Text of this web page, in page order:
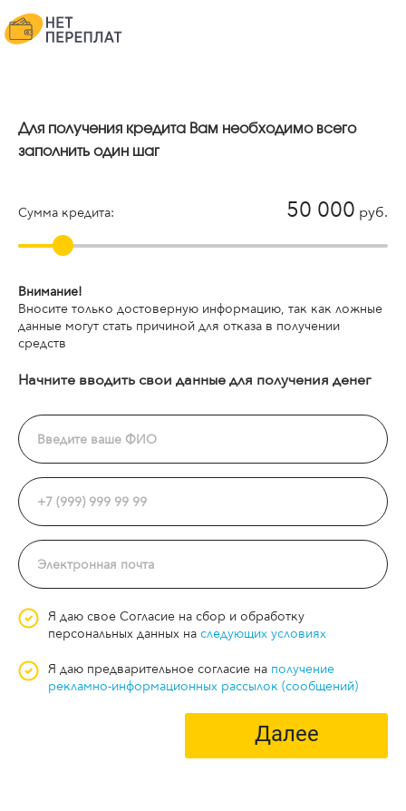
Для получения кредита Вам необходимо всего
заполнить один шаг
Сумма кредита: 50 000 руб.
Внимание!
Вносите только достоверную информацию, так как ложные
данные могут стать причиной для отказа в получении
средств
Начните вводить свои данные для получения денег
Я даю свое Согласие на сбор и обработку
персональных данных на следующих условиях
Я даю предварительное согласие на получение
рекламно-информационных рассылок (сообщений)
Далее